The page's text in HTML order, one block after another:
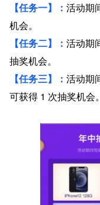
【任务一】： 活动期
机会。
【任务二】： 活动期
抽奖机会。
【任务三】： 活动期
可获得 1 次抽奖机会。